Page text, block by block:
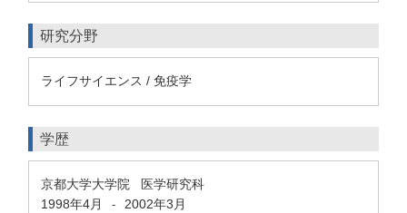
研究分野
ライフサイエンス / 免疫学
学歴
京都大学大学院 医学研究科
1998年4月
-
2002年3月